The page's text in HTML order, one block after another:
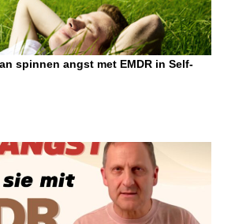
spinnen angst met EMDR in Self-